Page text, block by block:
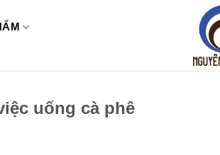
uống cà phê